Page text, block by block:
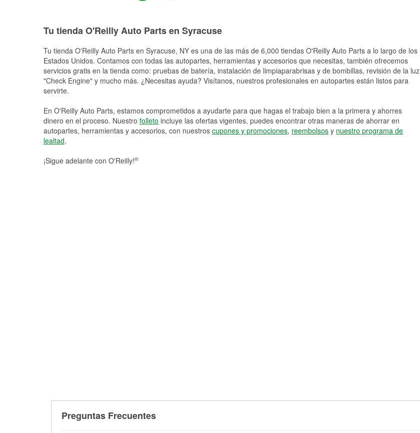
Tu tienda O'Reilly Auto Parts en Syracuse
Tu tienda O'Reilly Auto Parts en Syracuse, NY es una de las más de 6,000 tiendas O'Reilly Auto Parts a lo largo de los
Estados Unidos. Contamos con todas las autopartes, herramientas y accesorios que necesitas, también ofrecemos
servicios gratis en la tienda como: pruebas de batería, instalación de limpiaparabrisas y de bombillas, revisión de la luz
"Check Engine" y mucho más. ¿Necesitas ayuda? Visítanos, nuestros profesionales en autopartes están listos para
servirte.
En O'Reilly Auto Parts, estamos comprometidos a ayudarte para que hagas el trabajo bien a la primera y ahorres
dinero en el proceso. Nuestro folleto incluye las ofertas vigentes, puedes encontrar otras maneras de ahorrar en
autopartes, herramientas y accesorios, con nuestros cupones y promociones, reembolsos y nuestro programa de
lealtad.
¡Sigue adelante con O'Reilly!®
Preguntas Frecuentes